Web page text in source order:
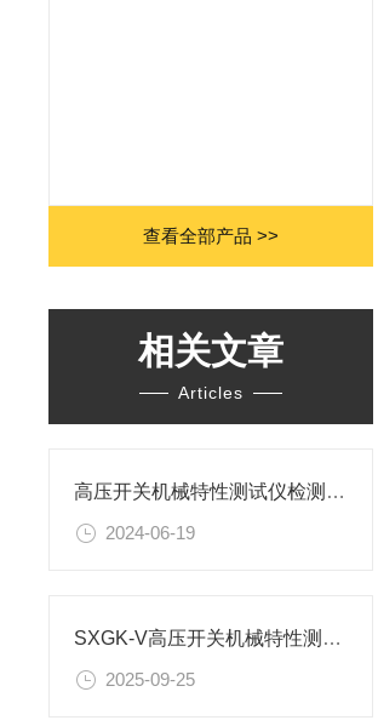
查看全部产品 >>
相关文章
Articles
高压开关机械特性测试仪检测试验的方法
2024-06-19
SXGK-V高压开关机械特性测试仪使用方法是怎样的？
2025-09-25